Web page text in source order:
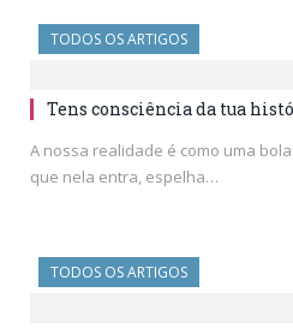
TODOS OS ARTIGOS
Tens consciência da tua
A nossa realidade é como uma
que nela entra, espelha…
TODOS OS ARTIGOS